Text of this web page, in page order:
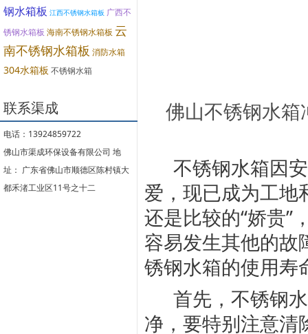
钢水箱板 江西不锈钢水箱板 广西不
锈钢水箱板 海南不锈钢水箱板 云
南不锈钢水箱板 消防水箱
304水箱板 不锈钢水箱
联系渠成
电话：13924859722
佛山市渠成环保设备有限公司 地
址： 广东省佛山市顺德区陈村镇大
都禾渚工业区11号之十二
佛山不锈钢水箱
不锈钢水箱因
爱，现已成为工地
还是比较的“娇贵”
容易发生其他的故
锈钢水箱的使用寿
首先，不锈钢
净，要特别注意清